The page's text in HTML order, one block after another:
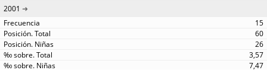
2001
15
60
26
3,57
7,47